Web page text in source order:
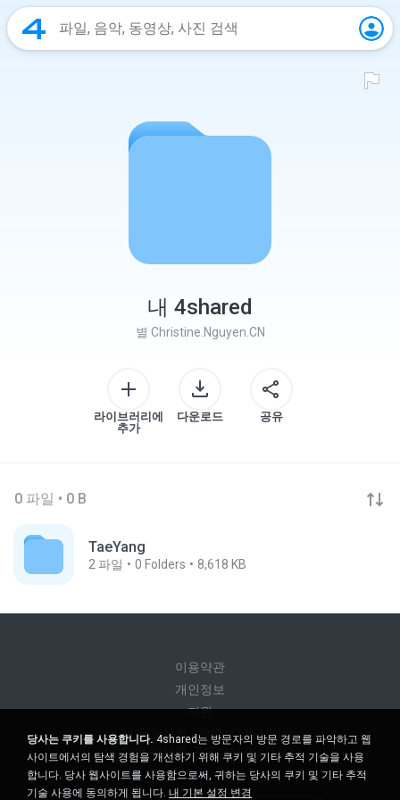
내 4shared
별 Christine.Nguyen.CN
라이브러리에
추가
다운로드 공유
0 파일 • 0 B
TaeYang
2 파일 0 Folders 8,618 KB
이용약관
개인정보
지원
내 개인 정보를 판매하지 마십시오
내 개인 정보를 공유하지 마십시오
당사는 쿠키를 사용합니다. 4shared는 방문자의 방문 경로를 파악하고 웹
사이트에서의 탐색 경험을 개선하기 위해 쿠키 및 기타 추적 기술을 사용
합니다. 당사 웹사이트를 사용함으로써, 귀하는 당사의 쿠키 및 기타 추적
기술 사용에 동의하게 됩니다. 내 기본 설정 변경